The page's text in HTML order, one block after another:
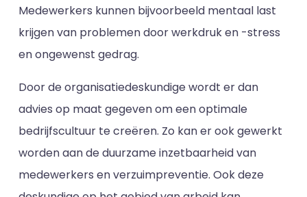
Medewerkers kunnen bijvoorbeeld mentaal last
krijgen van problemen door werkdruk en -stress
en ongewenst gedrag.
Door de organisatiedeskundige wordt er dan
advies op maat gegeven om een optimale
bedrijfscultuur te creëren. Zo kan er ook gewerkt
worden aan de duurzame inzetbaarheid van
medewerkers en verzuimpreventie. Ook deze